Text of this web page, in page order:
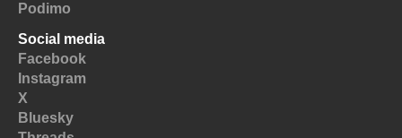
Podimo
Social media
Facebook
Instagram
X
Bluesky